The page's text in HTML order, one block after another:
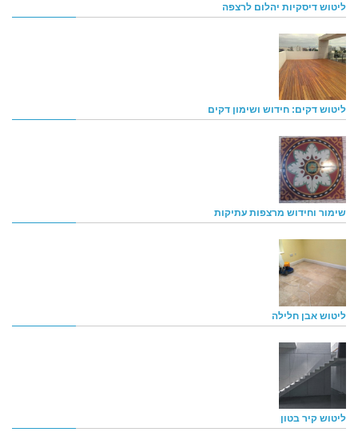
ליטוש דיסקיות יהלום לרצפה
ליטוש דקים: חידוש ושימון דקים
שימור וחידוש מרצפות עתיקות
ליטוש אבן חלילה
ליטוש קיר בטון